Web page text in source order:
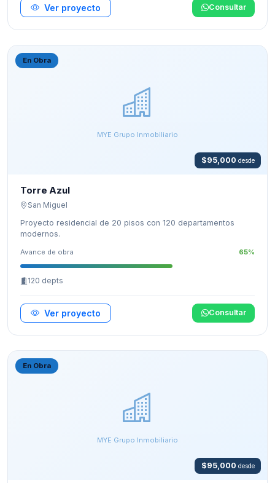
Ver proyecto Consultar
MYE Grupo Inmobiliario
En Obra
$95,000 desde
Torre Azul
San Miguel
Proyecto residencial de 20 pisos con 120 departamentos
modernos.
Avance de obra 65%
120 depts
Ver proyecto Consultar
MYE Grupo Inmobiliario
En Obra
$95,000 desde